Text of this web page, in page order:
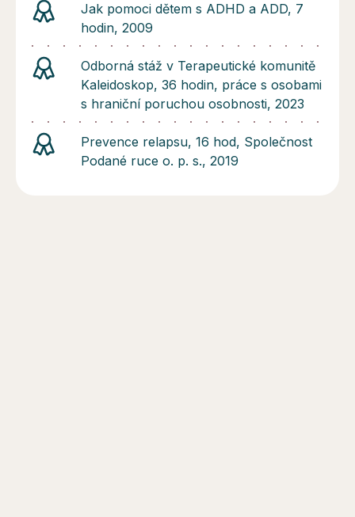
Jak pomoci dětem s ADHD a ADD, 7
hodin, 2009
Odborná stáž v Terapeutické komunitě
Kaleidoskop, 36 hodin, práce s osobami
s hraniční poruchou osobnosti, 2023
Prevence relapsu, 16 hod, Společnost
Podané ruce o. p. s., 2019